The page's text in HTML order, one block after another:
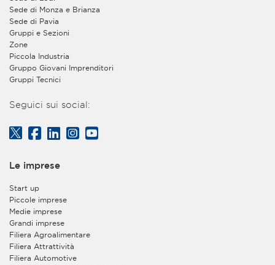
privacy@assolombarda.it
privacy@assolombardaservizi.it
personali
a) L’Associazione tratterà i Suoi dati per quanto
necessario a dare corso alla registrazione sul proprio
gratuitamente agli utenti registrati ma non
all’Associazione. Tra tali servizi è ricompresa la facoltà
di iscrizione e partecipazione a convegni o eventi
modalità tradizionali in presenza oppure in forma di
giuridica del trattamento è l’esecuzione della Sua
richiesta di registrazione nonché, in caso di iscrizione
ad un convegno o webinar tramite la Sua utenza
personale, l’esecuzione della Sua richiesta di iscrizione
al suddetto convegno, seminario o evento e la
gestione della Sua partecipazione ad esso. Il
conferimento di tali dati è facoltativo, ma, in
Sede di Monza e Brianza
Sede di Pavia
Gruppi e Sezioni
Zone
Piccola Industria
Gruppo Giovani Imprenditori
Gruppi Tecnici
Seguici sui social:
Le imprese
Start up
Piccole imprese
Medie imprese
Grandi imprese
Filiera Agroalimentare
Filiera Attrattività
Filiera Automotive